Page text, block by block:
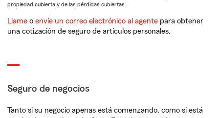
propiedad cubierta y de las pérdidas cubiertas.
Llame o envíe un correo electrónico al agente para obtener
una cotización de seguro de artículos personales.
Seguro de negocios
Tanto si su negocio apenas está comenzando, como si está